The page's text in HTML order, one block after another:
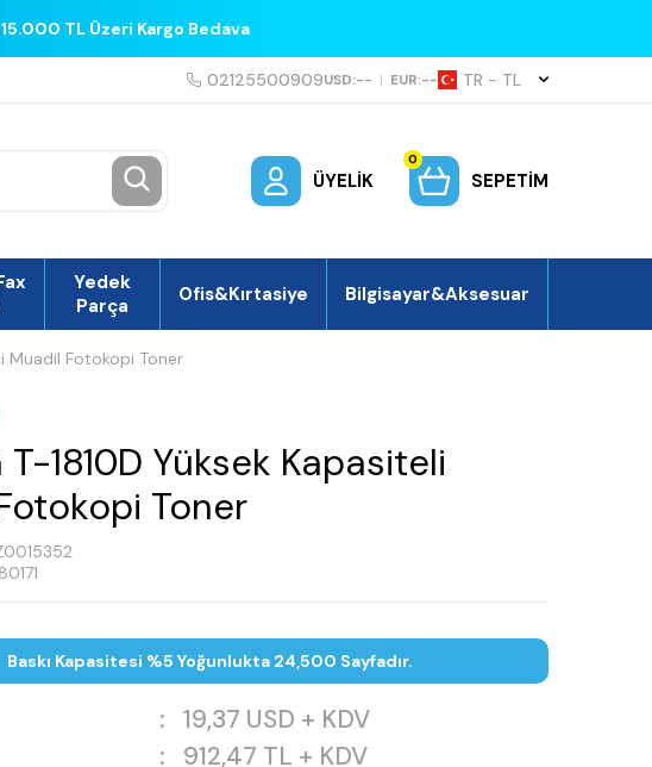
TL Üzeri Kargo Bedava
02125500909USD:-- | EUR:-- TR − TL
ÜYELIK
0
SEPETIM
Yedek
Parça
Ofis&Kırtasiye Bilgisayar&Aksesuar
Muadil Fotokopi Toner
1810D Yüksek Kapasiteli
Toner
Baskı Kapasitesi %5 Yoğunlukta 24,500 Sayfadır.
: 19,37 USD + KDV
: 912,47 TL + KDV